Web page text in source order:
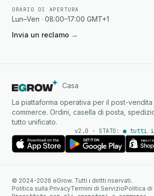
ORARIO DI APERTURA
Lun–Ven · 08:00–17:00 GMT+1
Invia un reclamo →
Casa
La piattaforma operativa per il post-
commerce. Ordini, casella di posta,
tutto unificato.
v2.0 · STATO: ● tutti i
© 2024-2026 eGrow. Tutti i diritti riservati.
Politica sulla PrivacyTermini di ServizioPolitica
WhatsApp